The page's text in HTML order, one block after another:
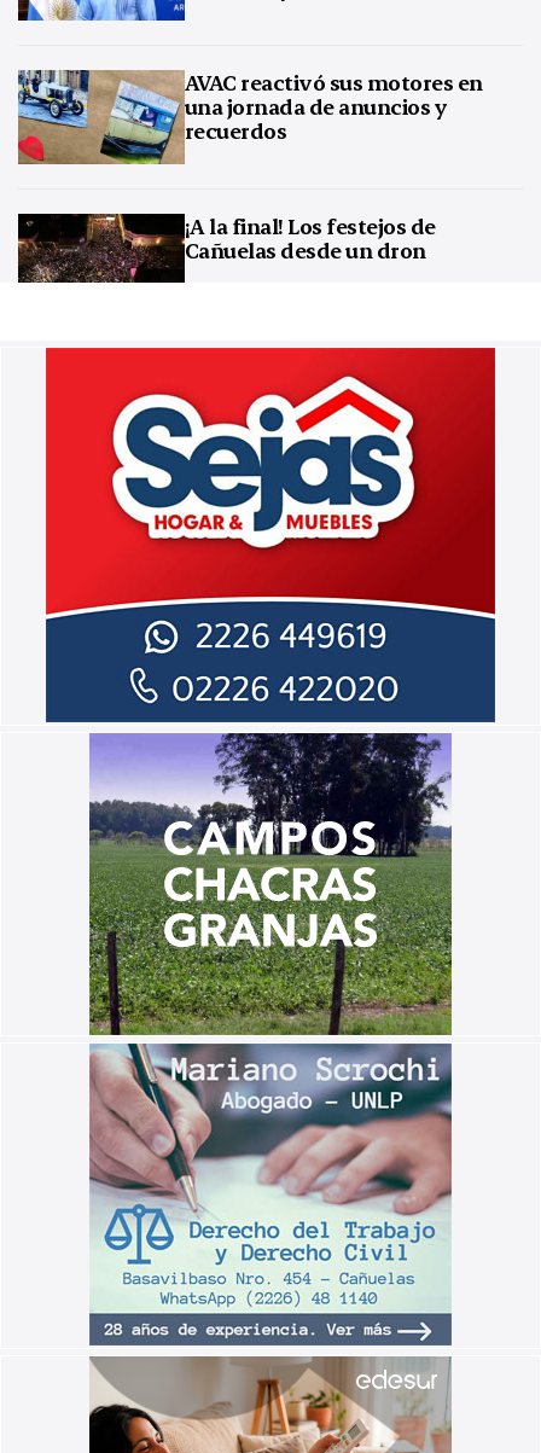
AVAC reactivó sus motores en
una jornada de anuncios y
recuerdos
¡A la final! Los festejos de
Cañuelas desde un dron